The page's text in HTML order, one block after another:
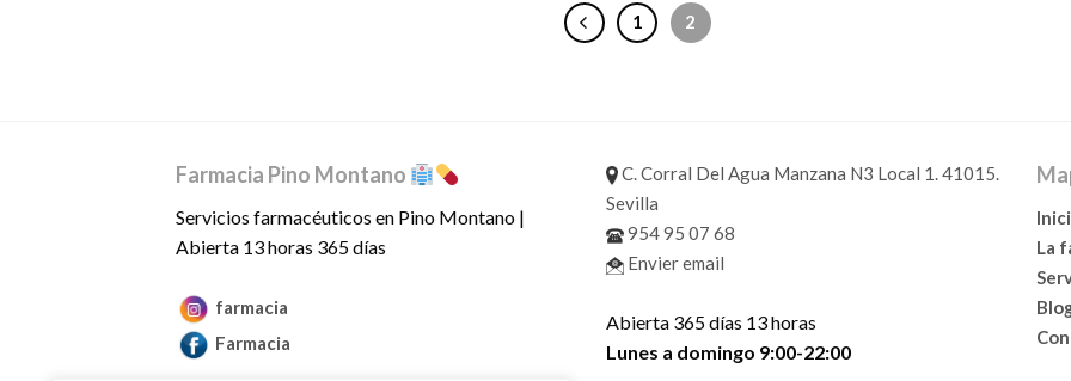
1 2
Farmacia Pino Montano
Servicios farmacéuticos en Pino Montano |
Abierta 13 horas 365 días
farmacia
Farmacia
C. Corral Del Agua Manzana N3 Local 1. 41015.
Sevilla
954 95 07 68
Envier email
Abierta 365 días 13 horas
Lunes a domingo 9:00-22:00
La